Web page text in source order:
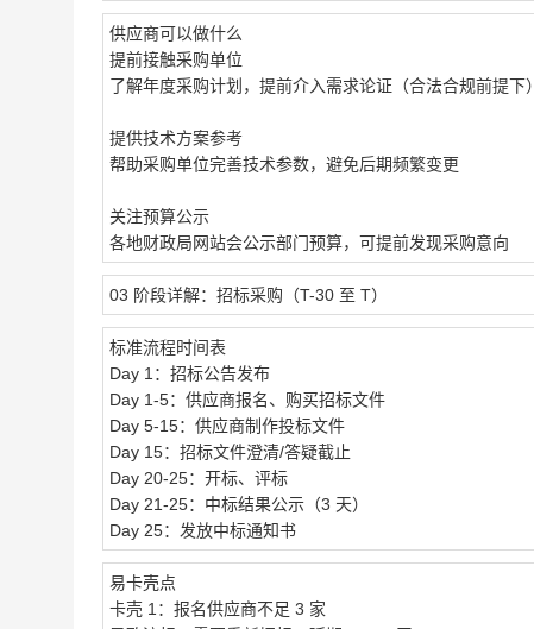
供应商可以做什么
提前接触采购单位
了解年度采购计划，提前介入需求论证（合法合规前提下）
提供技术方案参考
帮助采购单位完善技术参数，避免后期频繁变更
关注预算公示
各地财政局网站会公示部门预算，可提前发现采购意向
03 阶段详解：招标采购（T-30 至 T）
标准流程时间表
Day 1：招标公告发布
Day 1-5：供应商报名、购买招标文件
Day 5-15：供应商制作投标文件
Day 15：招标文件澄清/答疑截止
Day 20-25：开标、评标
Day 21-25：中标结果公示（3 天）
Day 25：发放中标通知书
易卡壳点
卡壳 1：报名供应商不足 3 家